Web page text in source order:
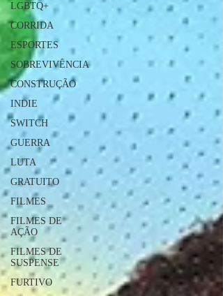
LGBTQ+
CORRIDA
ESPORTES
SOBREVIVÊNCIA
CONSTRUÇÃO
INDIE
SWITCH
GUERRA
LUTA
GRATUITO
FILMES
FILMES DE
AÇÃO
FILMES DE
SUSPENSE
FURTIVO